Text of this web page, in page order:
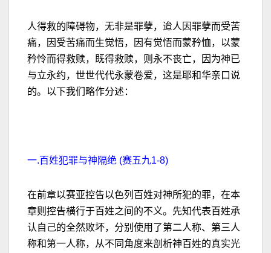
人得救的障碍物，无非是罪孽，迨人因罪孽而受苦
痛，因受苦痛而生觉悟，因有觉悟而蒙矜恤，以蒙
矜怜而得救赎，既得救赎，则永不丧亡，因为神已
与立永约，世世代代永蒙卷爱，这是耶和华亲口说
的。以下我们略作分述：
一.百姓犯罪与神隔绝 (赛五九1-8)
在前章以赛亚控告以色列百姓对神所犯的罪，在本
章则控告横行于百姓之间的不义。先知代表百姓承
认自己的全然败坏，分别使用了第二人称、第三人
称和第一人称，从不同角度来剖析神百姓的真实光